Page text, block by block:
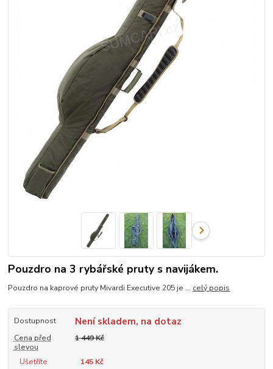
Pouzdro na 3 rybářské pruty s navijákem.
Pouzdro na kaprové pruty Mivardi Executive 205 je ... celý popis
Dostupnost Není skladem, na dotaz
Cena před
slevou
1 449 Kč
Ušetříte 145 Kč